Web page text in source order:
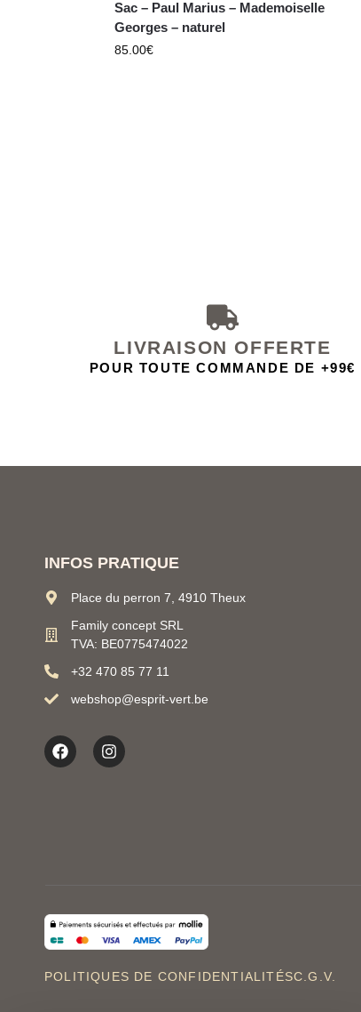
Sac – Paul Marius – Mademoiselle
Georges – naturel
85.00€
LIVRAISON OFFERTE
POUR TOUTE COMMANDE DE +99€
INFOS PRATIQUE
Place du perron 7, 4910 Theux
Family concept SRL
TVA: BE0775474022
+32 470 85 77 11
webshop@esprit-vert.be
POLITIQUES DE CONFIDENTIALITÉSC.G.V.